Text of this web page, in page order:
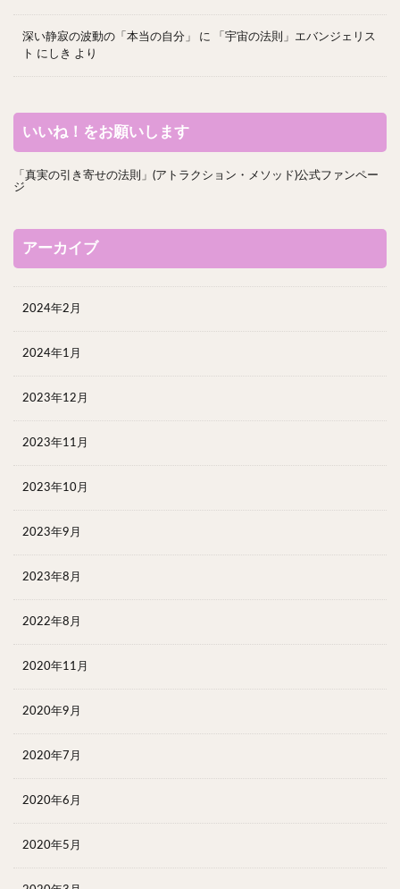
深い静寂の波動の「本当の自分」 に
「宇宙の法則」エバンジェリス
ト にしき より
いいね！をお願いします
「真実の引き寄せの法則」(アトラクション・メソッド)公式ファンペー
ジ
アーカイブ
2024年2月
2024年1月
2023年12月
2023年11月
2023年10月
2023年9月
2023年8月
2022年8月
2020年11月
2020年9月
2020年7月
2020年6月
2020年5月